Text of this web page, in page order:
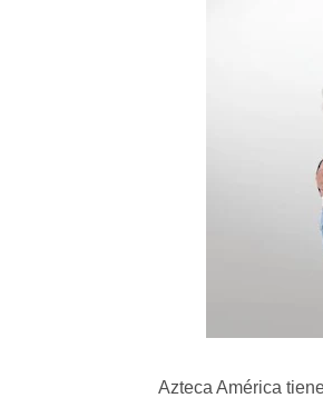
Azteca América